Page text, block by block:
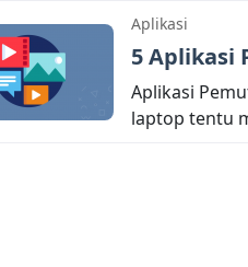
Aplikasi
5 Aplikasi
Aplikasi
laptop tentu